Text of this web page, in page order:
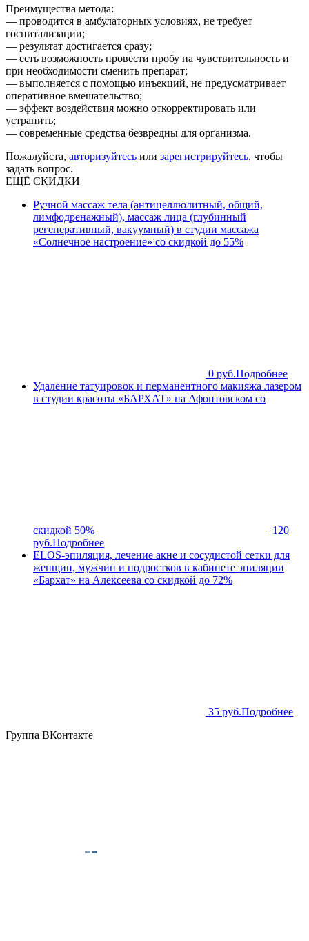
Преимущества метода:
— проводится в амбулаторных условиях, не требует
госпитализации;
— результат достигается сразу;
— есть возможность провести пробу на чувствительность и
при необходимости сменить препарат;
— выполняется с помощью инъекций, не предусматривает
оперативное вмешательство;
— эффект воздействия можно откорректировать или
устранить;
— современные средства безвредны для организма.
Пожалуйста, авторизуйтесь или зарегистрируйтесь, чтобы
задать вопрос.
ЕЩЁ СКИДКИ
Ручной массаж тела (антицеллюлитный, общий,
лимфодренажный), массаж лица (глубинный
регенеративный, вакуумный) в студии массажа
«Солнечное настроение» со скидкой до 55%
0 руб.Подробнее
Удаление татуировок и перманентного макияжа лазером
в студии красоты «БАРХАТ» на Афонтовском со
скидкой 50%
120
руб.Подробнее
ELOS-эпиляция, лечение акне и сосудистой сетки для
женщин, мужчин и подростков в кабинете эпиляции
«Бархат» на Алексеева со скидкой до 72%
35 руб.Подробнее
Группа ВКонтакте